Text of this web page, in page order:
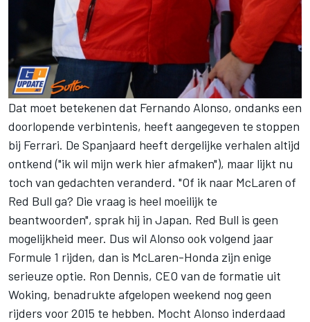
Dat moet betekenen dat Fernando Alonso, ondanks een
doorlopende verbintenis, heeft aangegeven te stoppen
bij Ferrari. De Spanjaard heeft dergelijke verhalen altijd
ontkend ("ik wil mijn werk hier afmaken"), maar lijkt nu
toch van gedachten veranderd. "Of ik naar McLaren of
Red Bull ga? Die vraag is heel moeilijk te
beantwoorden", sprak hij in Japan. Red Bull is geen
mogelijkheid meer. Dus wil Alonso ook volgend jaar
Formule 1 rijden, dan is McLaren-Honda zijn enige
serieuze optie. Ron Dennis, CEO van de formatie uit
Woking, benadrukte afgelopen weekend nog geen
rijders voor 2015 te hebben. Mocht Alonso inderdaad